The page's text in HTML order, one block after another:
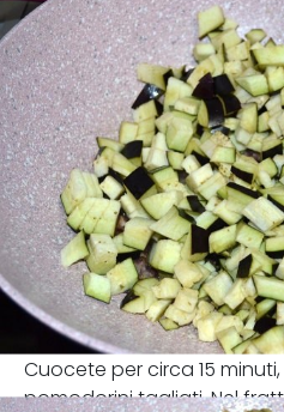
Cuocete per circa 15
pomodorini tagliati. Nel